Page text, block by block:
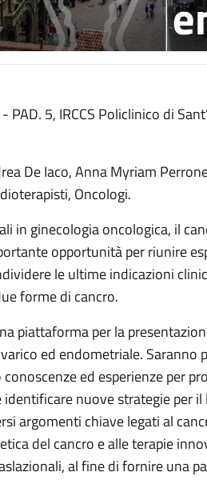
5, IRCCS Policlinico di
De Iaco, Anna Myriam
Oncologi.
in ginecologia oncologica, il
opportunità per riunire
le ultime indicazioni
forme di cancro.
piattaforma per la
ed endometriale. Saranno
ed esperienze per
nuove strategie per
argomenti chiave legati al
del cancro e alle terapie
al fine di fornire una